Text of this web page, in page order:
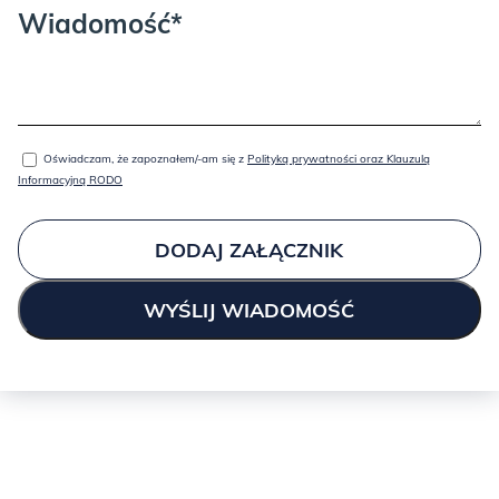
ICE BLUE:
JUNGLE:
Wiadomość*
Oświadczam, że zapoznałem/-am się z Polityką prywatności oraz Klauzulą
Informacyjną RODO
DODAJ ZAŁĄCZNIK